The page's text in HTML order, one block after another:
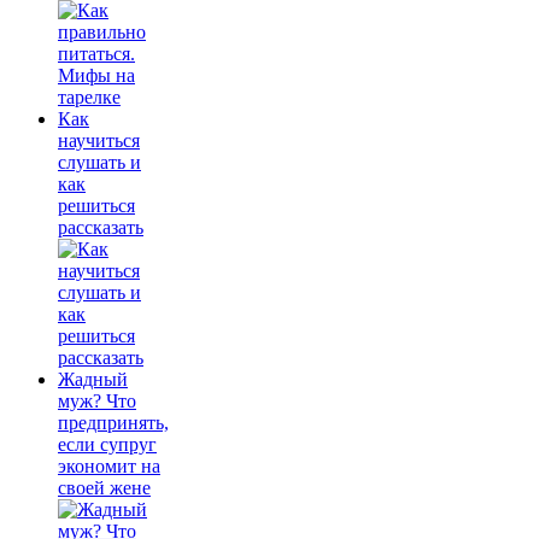
Как
научиться
слушать и
как
решиться
рассказать
Жадный
муж? Что
предпринять,
если супруг
экономит на
своей жене